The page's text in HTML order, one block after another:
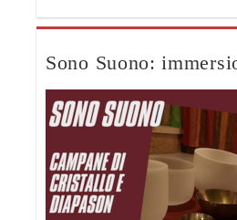
Sono Suono: